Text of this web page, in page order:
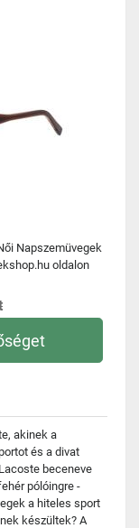
Napszemüvegek
oldalon
akinek a
és a divat
beceneve
pólóingre -
a hiteles sport
készültek? A